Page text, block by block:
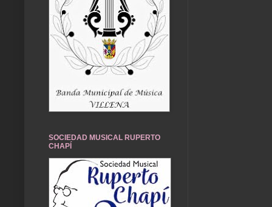
SOCIEDAD MUSICAL RUPERTO
CHAPÍ